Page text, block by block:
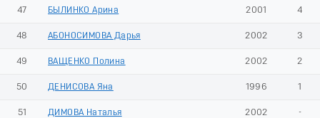
47 БЫЛИНКО Арина 2001 4
48 АБОНОСИМОВА Дарья 2002 3
49 ВАЩЕНКО Полина 2002 2
50 ДЕНИСОВА Яна 1996 1
51 ДИМОВА Наталья 2002 -